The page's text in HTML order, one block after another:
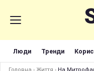
Люди Тренди